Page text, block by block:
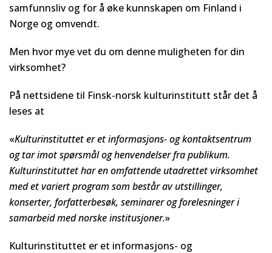
samfunnsliv og for å øke kunnskapen om Finland i
Norge og omvendt.
Men hvor mye vet du om denne muligheten for din
virksomhet?
På nettsidene til Finsk-norsk kulturinstitutt står det å
leses at
«Kulturinstituttet er et informasjons- og kontaktsentrum
og tar imot spørsmål og henvendelser fra publikum.
Kulturinstituttet har en omfattende utadrettet virksomhet
med et variert program som består av utstillinger,
konserter, forfatterbesøk, seminarer og forelesninger i
samarbeid med norske institusjoner.»
Kulturinstituttet er et informasjons- og